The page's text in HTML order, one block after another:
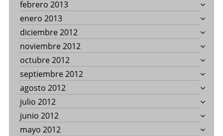
febrero 2013
enero 2013
diciembre 2012
noviembre 2012
octubre 2012
septiembre 2012
agosto 2012
julio 2012
junio 2012
mayo 2012